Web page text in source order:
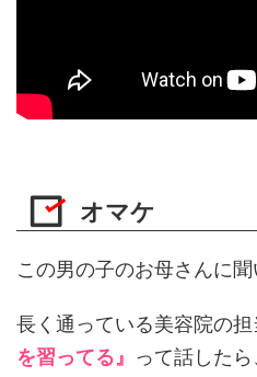
オマケ
この男の子のお母さんに聞
長く通っている美容院の
を習ってる』 って話した